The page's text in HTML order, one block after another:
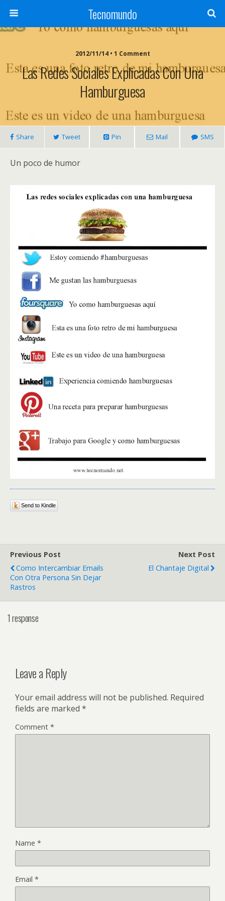
Tecnomundo
2012/11/14 • 1 Comment
Las Redes Sociales Explicadas Con Una
Hamburguesa
Share Tweet Pin Mail SMS
Un poco de humor
Send to Kindle
Previous Post
Como Intercambiar Emails
Con Otra Persona Sin Dejar
Rastros
Next Post
El Chantaje Digital
1 response
Leave a Reply
Your email address will not be published. Required
fields are marked *
Comment *
Name *
Email *